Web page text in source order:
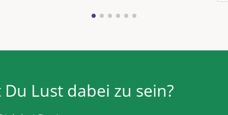
Du Lust dabei zu sein?